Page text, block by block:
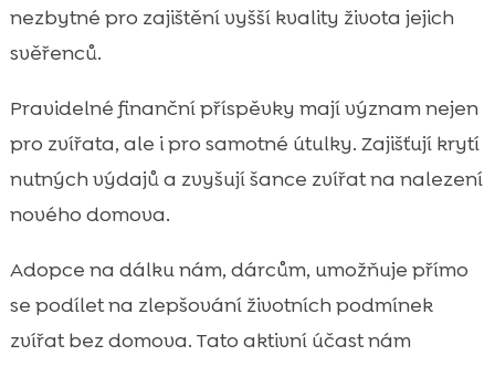
nezbytné pro zajištění vyšší kvality života jejich
svěřenců.
Pravidelné finanční příspěvky mají význam nejen
pro zvířata, ale i pro samotné útulky. Zajišťují krytí
nutných výdajů a zvyšují šance zvířat na nalezení
nového domova.
Adopce na dálku nám, dárcům, umožňuje přímo
se podílet na zlepšování životních podmínek
zvířat bez domova. Tato aktivní účast nám